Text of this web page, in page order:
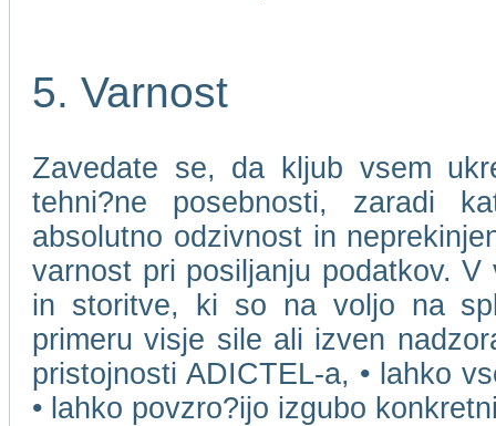
5. Varnost
Zavedate se, da kljub vsem
tehni?ne posebnosti, zaradi
absolutno odzivnost in
varnost pri posiljanju podatkov.
in storitve, ki so na voljo na
primeru visje sile ali izven
pristojnosti ADICTEL-a, • lahko
• lahko povzro?ijo izgubo